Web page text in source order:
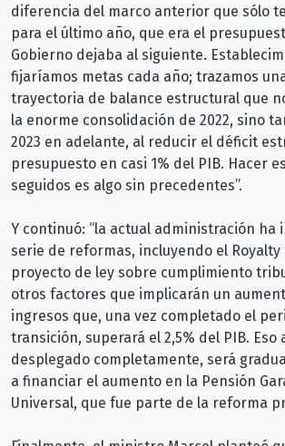
diferencia del marco anterior que sólo
para el último año, que era el
Gobierno dejaba al siguiente.
fijaríamos metas cada año; trazamos
trayectoria de balance estructural que
la enorme consolidación de 2022, sino
2023 en adelante, al reducir el déficit
presupuesto en casi 1% del PIB. Hacer
seguidos es algo sin precedentes”.
Y continuó: “la actual administración ha
serie de reformas, incluyendo el Royalty
proyecto de ley sobre cumplimiento
otros factores que implicarán un
ingresos que, una vez completado el
transición, superará el 2,5% del PIB. Eso
desplegado completamente, será
a financiar el aumento en la Pensión
Universal, que fue parte de la reforma